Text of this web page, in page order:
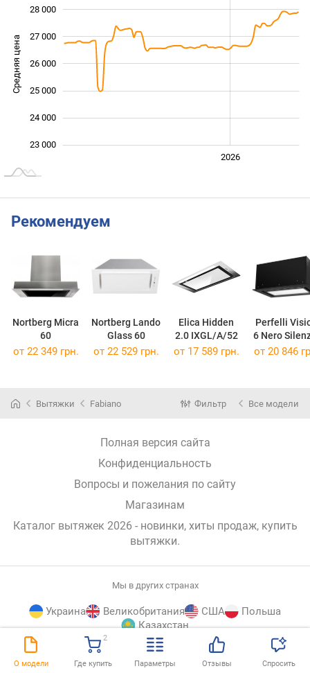
О модели Где купить
2
Параметры Отзывы Спросить
Средняя цена 23 000
23 000
24 000
25 000
26 000
27 000
28 000
2026
Рекомендуем
Nortberg Micra
60
Nortberg Lando
Glass 60
Elica Hidden
2.0 IXGL/A/52
Perfelli
6 Nero
от 22 349 грн. от 22 529 грн. от 17 589 грн. от 20 846
Вытяжки Fabiano Фильтр Все модели
Полная версия сайта
Конфиденциальность
Вопросы и пожелания по сайту
Магазинам
Каталог вытяжек 2026 - новинки, хиты продаж, купить
вытяжки.
Мы в других странах
Украина Великобритания США
Польша
Казахстан
© E-Katalog, 2026 НАВЕРХ